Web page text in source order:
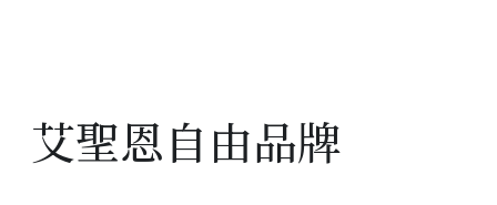
艾聖恩自由品牌